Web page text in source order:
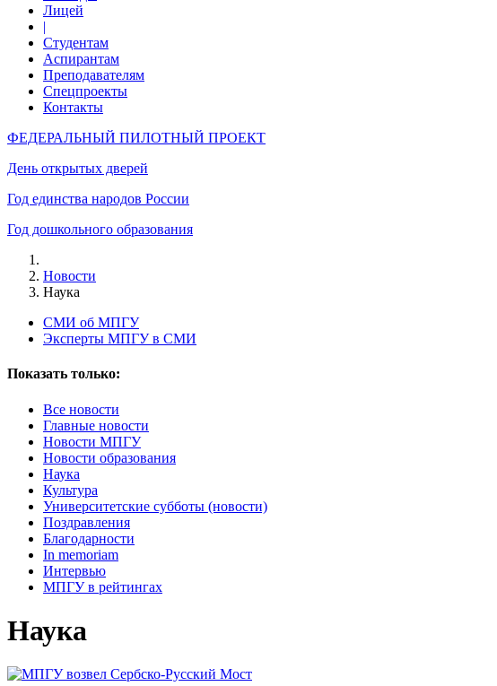
Лицей
|
Студентам
Аспирантам
Преподавателям
Спецпроекты
Контакты
ФЕДЕРАЛЬНЫЙ ПИЛОТНЫЙ ПРОЕКТ
День открытых дверей
Год единства народов России
Год дошкольного образования
Новости
Наука
СМИ об МПГУ
Эксперты МПГУ в СМИ
Показать только:
Все новости
Главные новости
Новости МПГУ
Новости образования
Наука
Культура
Университетские субботы (новости)
Поздравления
Благодарности
In memoriam
Интервью
МПГУ в рейтингах
Наука